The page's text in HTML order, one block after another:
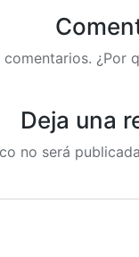
comentarios. ¿Por
Deja una
no será